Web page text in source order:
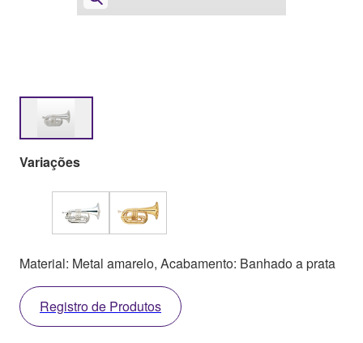
Variações
Material: Metal amarelo, Acabamento: Banhado a prata
Registro de Produtos